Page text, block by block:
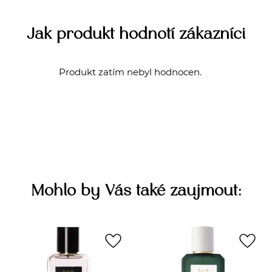
Jak produkt hodnotí zákazníci
Produkt zatím nebyl hodnocen.
Mohlo by Vás také zaujmout:
favorite_border favorite_border